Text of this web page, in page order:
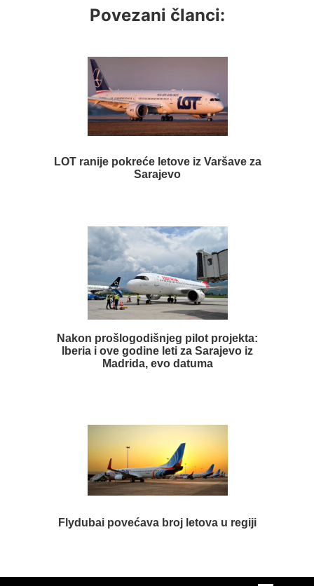
Povezani članci:
LOT ranije pokreće letove iz Varšave za
Sarajevo
Nakon prošlogodišnjeg pilot projekta:
Iberia i ove godine leti za Sarajevo iz
Madrida, evo datuma
Flydubai povećava broj letova u regiji